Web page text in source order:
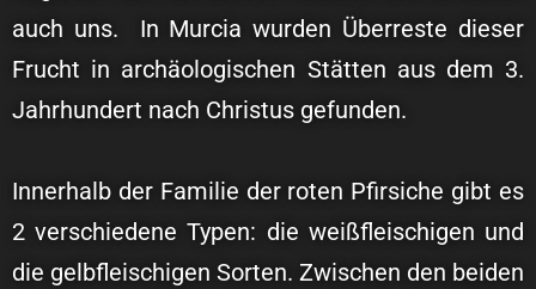
auch uns. In Murcia wurden Überreste dieser
Frucht in archäologischen Stätten aus dem 3.
Jahrhundert nach Christus gefunden.
Innerhalb der Familie der roten Pfirsiche gibt es
2 verschiedene Typen: die weißfleischigen und
die gelbfleischigen Sorten. Zwischen den beiden